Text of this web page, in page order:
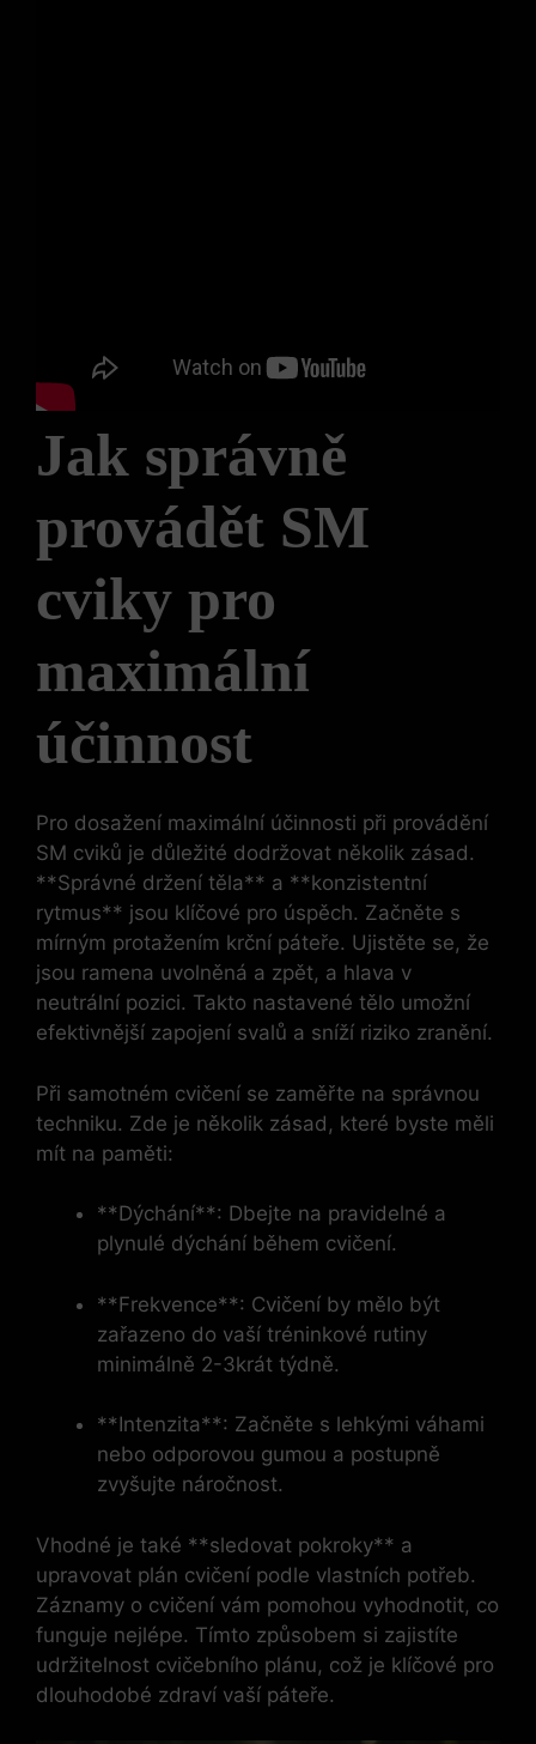
Jak správně
provádět⁢ SM
cviky pro
maximální
účinnost
Pro ⁣dosažení maximální účinnosti při ‌provádění
SM cviků je důležité dodržovat několik zásad.
**Správné držení těla** a **konzistentní
⁢rytmus** jsou klíčové pro úspěch. ⁢Začněte s
mírným protažením krční⁤ páteře. Ujistěte se, že⁣
jsou ramena ⁢uvolněná a zpět, a hlava v
neutrální pozici. Takto nastavené tělo umožní
efektivnější zapojení svalů a sníží riziko zranění.
Při‌ samotném cvičení⁤ se zaměřte na ⁢správnou
techniku. ‌Zde je několik zásad,‍ které byste měli
mít⁢ na⁢ paměti:
**Dýchání**: Dbejte na pravidelné a
⁤plynulé dýchání‌ během cvičení.
**Frekvence**: Cvičení by mělo být
zařazeno do vaší tréninkové rutiny
minimálně 2-3krát týdně.
**Intenzita**: Začněte s ⁣lehkými váhami
⁤nebo odporovou gumou ⁢a postupně
‌zvyšujte ⁣náročnost.
Vhodné je také **sledovat pokroky** a
upravovat⁤ plán cvičení podle ⁣vlastních⁤ potřeb.
Záznamy o cvičení vám pomohou vyhodnotit, co
funguje nejlépe. Tímto způsobem si zajistíte
udržitelnost ‍cvičebního plánu, což je ⁣klíčové pro
⁤dlouhodobé ‌zdraví vaší páteře.